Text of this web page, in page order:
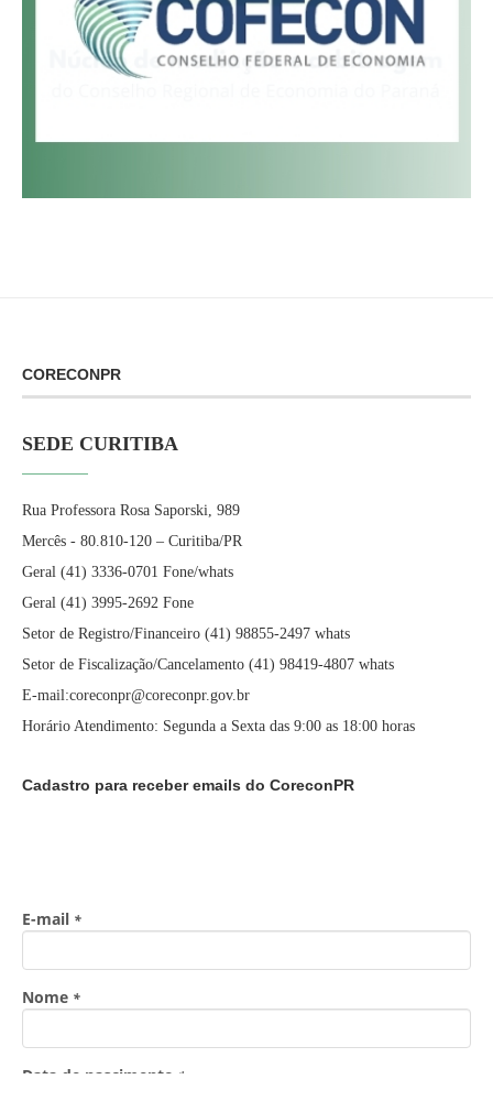
CORECONPR
SEDE CURITIBA
Rua Professora Rosa Saporski, 989
Mercês - 80.810-120 – Curitiba/PR
Geral (41) 3336-0701 Fone/whats
Geral (41) 3995-2692 Fone
Setor de Registro/Financeiro (41) 98855-2497 whats
Setor de Fiscalização/Cancelamento (41) 98419-4807 whats
E-mail:coreconpr@coreconpr.gov.br
Horário Atendimento: Segunda a Sexta das 9:00 as 18:00 horas
Cadastro para receber emails do CoreconPR